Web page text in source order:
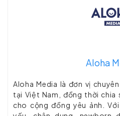
Aloha
Aloha Media là đơn vị
tại Việt Nam, đồng thời chia
cho cộng đồng yêu ảnh.